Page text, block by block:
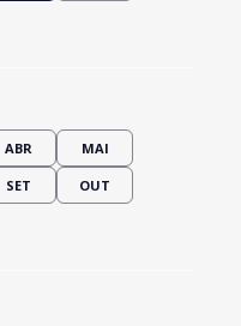
ABR MAI
SET OUT